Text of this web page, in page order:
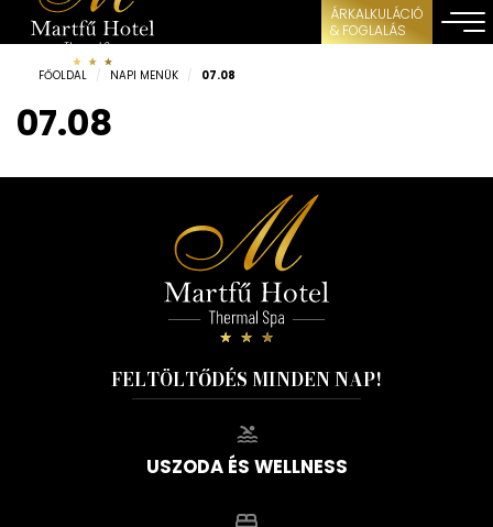
ÁRKALKULÁCIÓ
& FOGLALÁS
FŐOLDAL / NAPI MENÜK / 07.08
07.08
FELTÖLTŐDÉS MINDEN NAP!
USZODA ÉS WELLNESS